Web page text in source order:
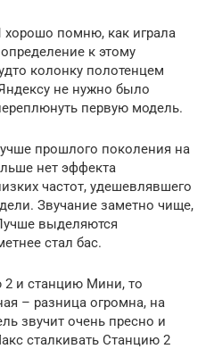
хорошо помню, как играла
к этому
колонку полотенцем
не нужно было
первую модель.
прошлого поколения на
нет эффекта
частот, удешевлявшего
Звучание заметно чище,
выделяются
стал бас.
2 и станцию Мини, то
– разница огромна, на
звучит очень пресно и
сталкивать Станцию 2